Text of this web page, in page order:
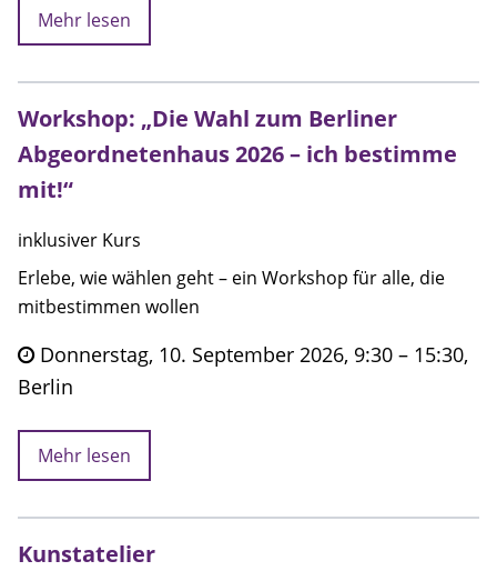
Mehr lesen
Workshop: „Die Wahl zum Berliner
Abgeordnetenhaus 2026 – ich bestimme
mit!“
inklusiver Kurs
Erlebe, wie wählen geht – ein Workshop für alle, die
mitbestimmen wollen
Donnerstag, 10. September 2026, 9:30 – 15:30,
Berlin
Mehr lesen
Kunstatelier